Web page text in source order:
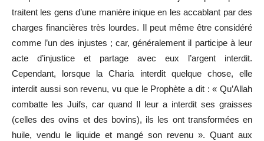
traitent les gens d’une manière inique en les accablant par des
charges financières très lourdes. Il peut même être considéré
comme l’un des injustes ; car, généralement il participe à leur
acte d’injustice et partage avec eux l’argent interdit.
Cependant, lorsque la Charia interdit quelque chose, elle
interdit aussi son revenu, vu que le Prophète a dit : « Qu’Allah
combatte les Juifs, car quand Il leur a interdit ses graisses
(celles des ovins et des bovins), ils les ont transformées en
huile, vendu le liquide et mangé son revenu ». Quant aux